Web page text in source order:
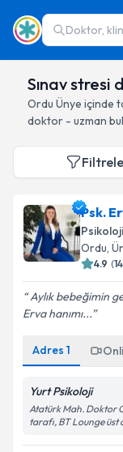
Doktor,
Sınav stresi
Ordu Ünye içinde
doktor - uzman
Filtrele
Psk.
Psikoloji
Ordu,
4.9 (
Aylık bebeğimin
Erva hanımı...
Adres 1
Yurt Psikoloji
Atatürk Mah. Doktor
tarafı, BT Lounge üst